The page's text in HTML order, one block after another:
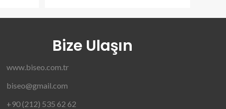
Bize Ulaşın
www.biseo.com.tr
biseo@gmail.com
+90 (212) 535 62 62